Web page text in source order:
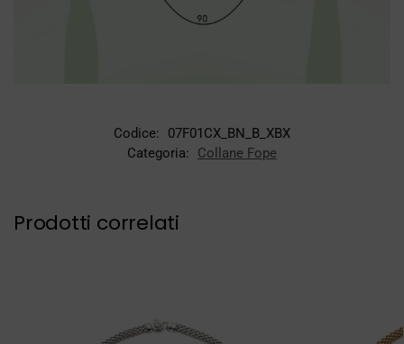
Codice:
07F01CX_BN_B_XBX
Categoria:
Collane Fope
Prodotti correlati